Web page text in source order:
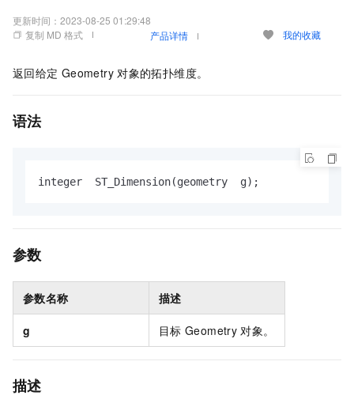
更新时间： 2023-08-25 01:29:48
复制 MD 格式
产品详情 我的收藏
返回给定 Geometry 对象的拓扑维度。
语法
integer  ST_Dimension(geometry  g);
参数
参数名称 描述
g 目标 Geometry 对象。
描述